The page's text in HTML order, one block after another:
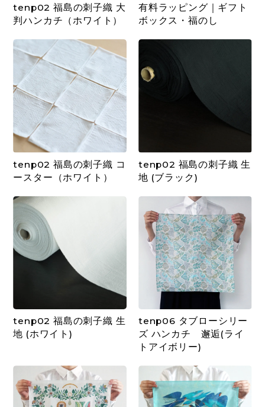
tenp02 福島の刺子織 大
判ハンカチ（ホワイト）
有料ラッピング｜ギフト
ボックス・福のし
tenp02 福島の刺子織 コ
ースター（ホワイト）
tenp02 福島の刺子織 生
地 (ブラック)
tenp02 福島の刺子織 生
地 (ホワイト)
tenp06 タブローシリー
ズ ハンカチ 邂逅(ライ
トアイボリー)